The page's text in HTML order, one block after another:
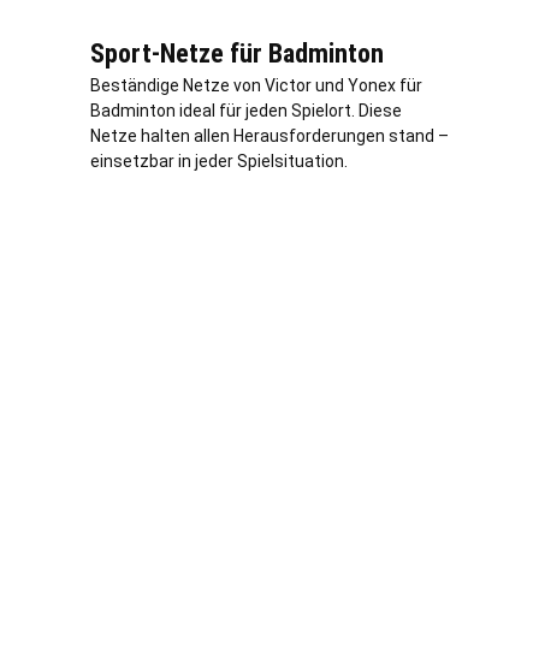
Sport-Netze für Badminton
Beständige Netze von Victor und Yonex für
Badminton ideal für jeden Spielort. Diese
Netze halten allen Herausforderungen stand –
einsetzbar in jeder Spielsituation.